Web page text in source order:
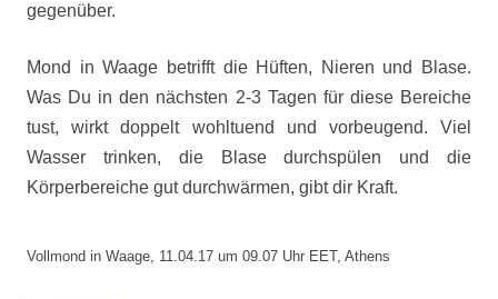
gegenüber.
Mond in Waage betrifft die Hüften, Nieren und Blase.
Was Du in den nächsten 2-3 Tagen für diese Bereiche
tust, wirkt doppelt wohltuend und vorbeugend. Viel
Wasser trinken, die Blase durchspülen und die
Körperbereiche gut durchwärmen, gibt dir Kraft.
Vollmond in Waage, 11.04.17 um 09.07 Uhr EET, Athens